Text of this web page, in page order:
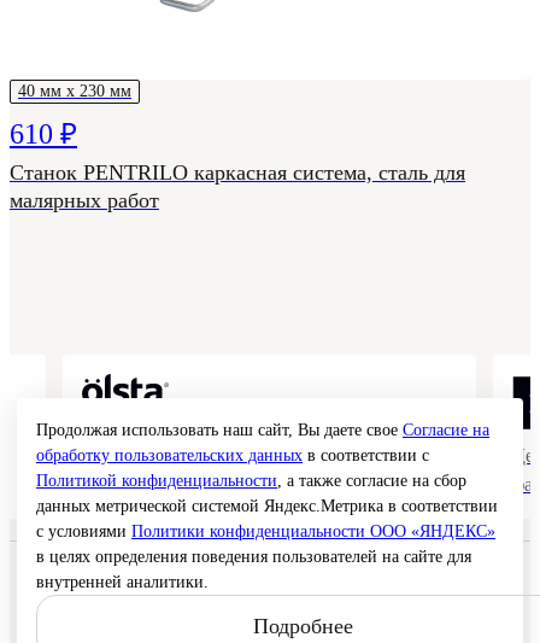
40 мм х 230 мм
610 ₽
Станок PENTRILO каркасная система, сталь для
малярных работ
Коллекции гладких и структурных
покрытий
© 2026 Interra Deco Group
Политика конфиденциальности
Согласие на обработку персональных данных
Публичная оферта
Продолжая использовать наш сайт, Вы даете свое Согласие на
обработку пользовательских данных в соответствии с
Политикой конфиденциальности, а также согласие на сбор
данных метрической системой Яндекс.Метрика в соответствии
с условиями Политики конфиденциальности ООО «ЯНДЕКС»
в целях определения поведения пользователей на сайте для
внутренней аналитики.
Подробнее